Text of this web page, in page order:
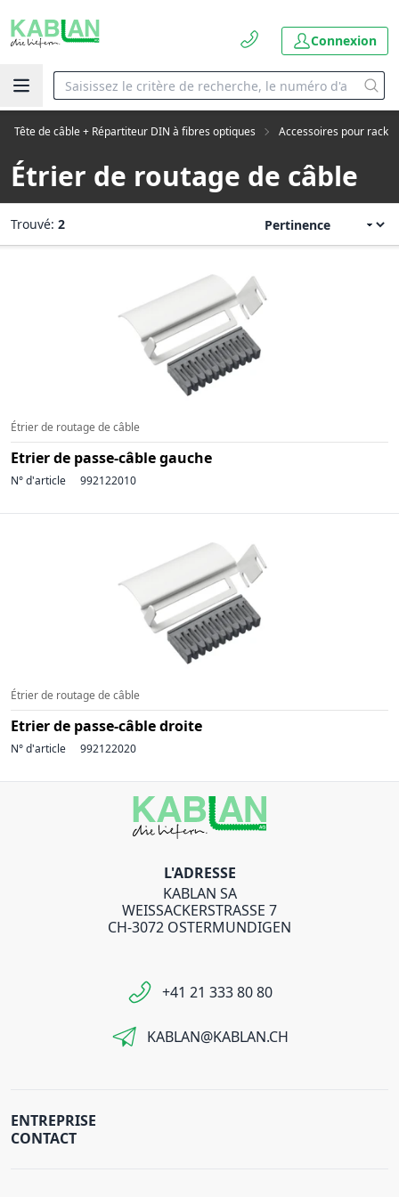
Connexion
Tête de câble + Répartiteur DIN à fibres optiques Accessoires pour rack
Étrier de routage de câble
Trouvé: 2
Étrier de routage de câble
Etrier de passe-câble gauche
N° d'article 992122010
Étrier de routage de câble
Etrier de passe-câble droite
N° d'article 992122020
L'ADRESSE
KABLAN SA
WEISSACKERSTRASSE 7
CH-3072 OSTERMUNDIGEN
+41 21 333 80 80
KABLAN@KABLAN.CH
ENTREPRISE
CONTACT